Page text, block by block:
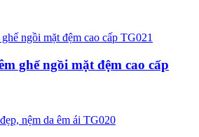
ghế ngồi mặt đệm cao cấp